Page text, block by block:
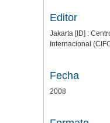
Editor
Jakarta [ID] :
Internacional
Fecha
2008